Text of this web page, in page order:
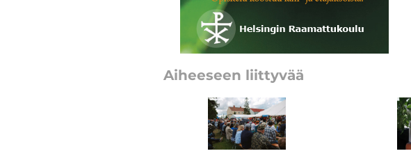
Aiheeseen liittyvää